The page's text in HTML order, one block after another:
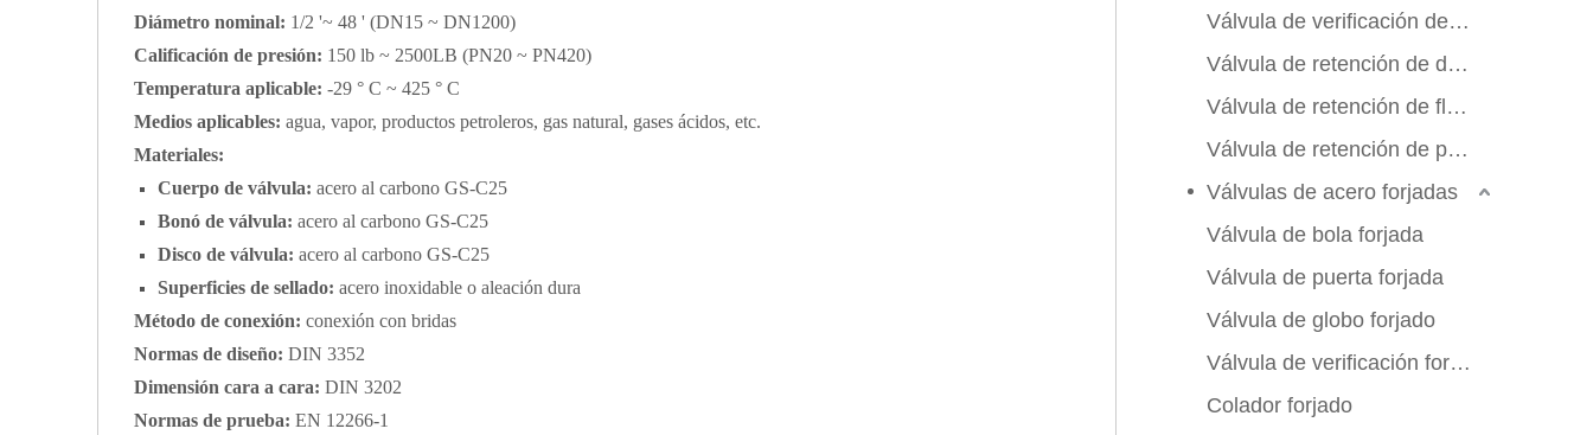
Diámetro nominal: 1/2 '~ 48 ' (DN15 ~ DN1200)
Calificación de presión: 150 lb ~ 2500LB (PN20 ~ PN420)
Temperatura aplicable: -29 ° C ~ 425 ° C
Medios aplicables: agua, vapor, productos petroleros, gas natural, gases ácidos, etc.
Materiales:
Cuerpo de válvula: acero al carbono GS-C25
Bonó de válvula: acero al carbono GS-C25
Disco de válvula: acero al carbono GS-C25
Superficies de sellado: acero inoxidable o aleación dura
Método de conexión: conexión con bridas
Normas de diseño: DIN 3352
Dimensión cara a cara: DIN 3202
Normas de prueba: EN 12266-1
Válvula de verificación de elevación
Válvula de retención de doble aleta
Válvula de retención de flujo axial
Válvula de retención de placa de manchas
Válvulas de acero forjadas
Válvula de bola forjada
Válvula de puerta forjada
Válvula de globo forjado
Válvula de verificación forjada
Colador forjado